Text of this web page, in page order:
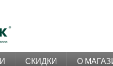
СКИДКИ О